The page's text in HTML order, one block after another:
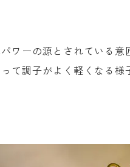
ワーの源とされている
て調子がよく軽くなる